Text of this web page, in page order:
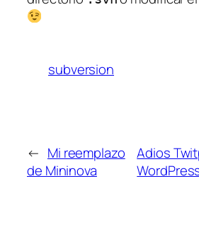
subversion
← Mi reemplazo
de Mininova
Adios